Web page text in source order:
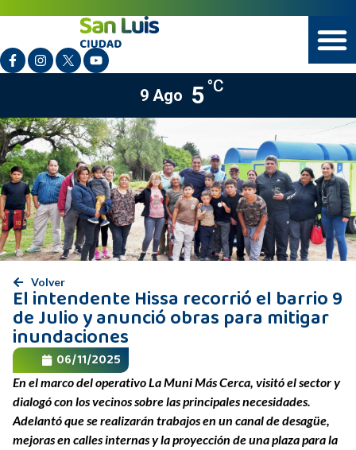
9 Ago 5°C
Volver
El intendente Hissa recorrió el barrio 9
de Julio y anunció obras para mitigar
inundaciones
06/11/2025
En el marco del operativo La Muni Más Cerca, visitó el sector y
dialogó con los vecinos sobre las principales necesidades.
Adelantó que se realizarán trabajos en un canal de desagüe,
mejoras en calles internas y la proyección de una plaza para la